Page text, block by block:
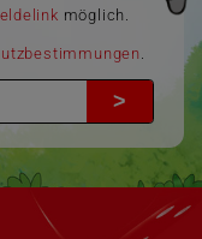
möglich.
>